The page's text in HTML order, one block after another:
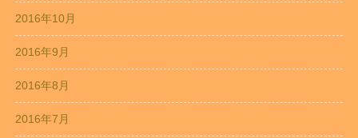
2016年10月
2016年9月
2016年8月
2016年7月